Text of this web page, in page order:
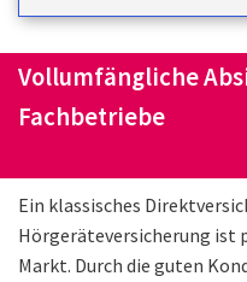
Vollumfängliche
Fachbetriebe
Ein klassisches
Hörgeräteversicherung ist
Markt. Durch die guten